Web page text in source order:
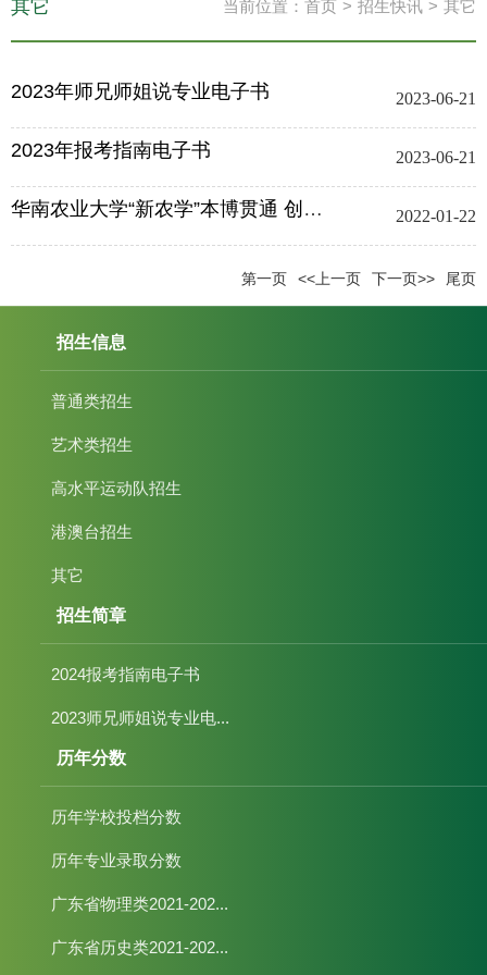
当前位置： 首页 > 招生快讯 > 其它
其它
2023年师兄师姐说专业电子书 2023-06-21
2023年报考指南电子书 2023-06-21
华南农业大学“新农学”本博贯通 创新班管理办法（暂行） 2022-01-22
第一页 <<上一页 下一页>> 尾页
招生信息
普通类招生
艺术类招生
高水平运动队招生
港澳台招生
其它
招生简章
2024报考指南电子书
2023师兄师姐说专业电...
历年分数
历年学校投档分数
历年专业录取分数
广东省物理类2021-202...
广东省历史类2021-202...